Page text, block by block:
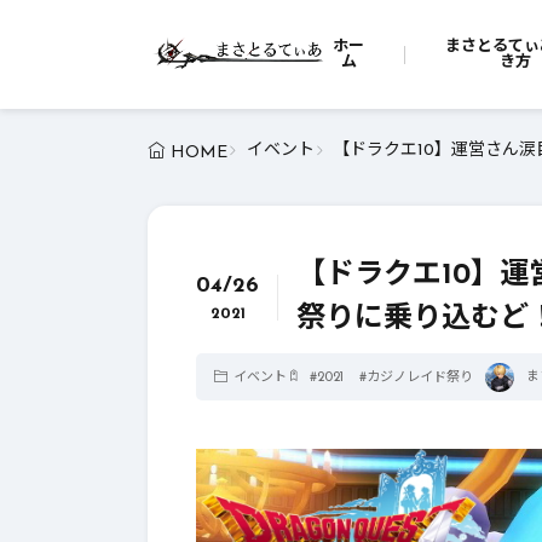
ホー
ム
まさとるて
き方
HOME イベント 【ドラクエ10】運営さん
04/26
2021
【ドラクエ10】
祭りに乗り込むど
イベント #2021 #カジノレイド祭り